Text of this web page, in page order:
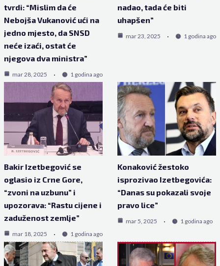
tvrdi: “Mislim da će
Nebojša Vukanović ući na
jedno mjesto, da SNSD
neće izaći, ostat će
njegova dva ministra”
mar 28, 2025 1 godina ago
nadao, tada će biti
uhapšen”
mar 23, 2025 1 godina ago
Bakir Izetbegović se
oglasio iz Crne Gore,
“zvoni na uzbunu” i
upozorava: “Rastu cijene i
zaduženost zemlje”
mar 18, 2025 1 godina ago
Konaković žestoko
isprozivao Izetbegovića:
“Danas su pokazali svoje
pravo lice”
mar 5, 2025 1 godina ago